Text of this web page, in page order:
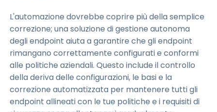
L'automazione dovrebbe coprire più della semplice
correzione; una soluzione di gestione autonoma
degli endpoint aiuta a garantire che gli endpoint
rimangano correttamente configurati e conformi
alle politiche aziendali. Questo include il controllo
della deriva delle configurazioni, le basi e la
correzione automatizzata per mantenere tutti gli
endpoint allineati con le tue politiche e i requisiti di